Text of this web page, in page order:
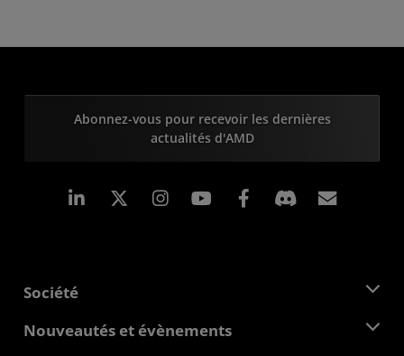
Abonnez-vous pour recevoir les dernières
actualités d'AMD
LinkedIn Instagram Facebook
Société
À propos d'AMD
Nouveautés et évènements